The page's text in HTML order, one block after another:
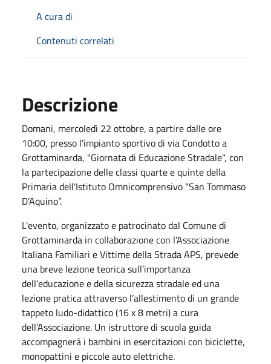
A cura di
Contenuti correlati
Descrizione
Domani, mercoledì 22 ottobre, a partire dalle ore
10:00, presso l’impianto sportivo di via Condotto a
Grottaminarda, "Giornata di Educazione Stradale", con
la partecipazione delle classi quarte e quinte della
Primaria dell'Istituto Omnicomprensivo “San Tommaso
D’Aquino”.
L'evento, organizzato e patrocinato dal Comune di
Grottaminarda in collaborazione con l’Associazione
Italiana Familiari e Vittime della Strada APS, prevede
una breve lezione teorica sull’importanza
dell’educazione e della sicurezza stradale ed una
lezione pratica attraverso l’allestimento di un grande
tappeto ludo-didattico (16 x 8 metri) a cura
dell’Associazione. Un istruttore di scuola guida
accompagnerà i bambini in esercitazioni con biciclette,
monopattini e piccole auto elettriche.